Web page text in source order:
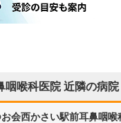
咽喉科医院近隣の病院
会西かさい駅前耳鼻咽喉